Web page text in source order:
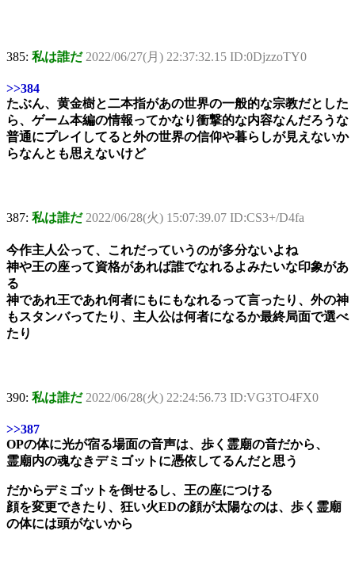
385: 私は誰だ 2022/06/27(月) 22:37:32.15 ID:0DjzzoTY0
>>384
たぶん、黄金樹と二本指があの世界の一般的な宗教だとした
ら、ゲーム本編の情報ってかなり衝撃的な内容なんだろうな
普通にプレイしてると外の世界の信仰や暮らしが見えないか
らなんとも思えないけど
387: 私は誰だ 2022/06/28(火) 15:07:39.07 ID:CS3+/D4fa
今作主人公って、これだっていうのが多分ないよね
神や王の座って資格があれば誰でなれるよみたいな印象があ
る
神であれ王であれ何者にもにもなれるって言ったり、外の神
もスタンバってたり、主人公は何者になるか最終局面で選べ
たり
390: 私は誰だ 2022/06/28(火) 22:24:56.73 ID:VG3TO4FX0
>>387
OPの体に光が宿る場面の音声は、歩く霊廟の音だから、
霊廟内の魂なきデミゴットに憑依してるんだと思う
だからデミゴットを倒せるし、王の座につける
顔を変更できたり、狂い火EDの顔が太陽なのは、歩く霊廟
の体には頭がないから